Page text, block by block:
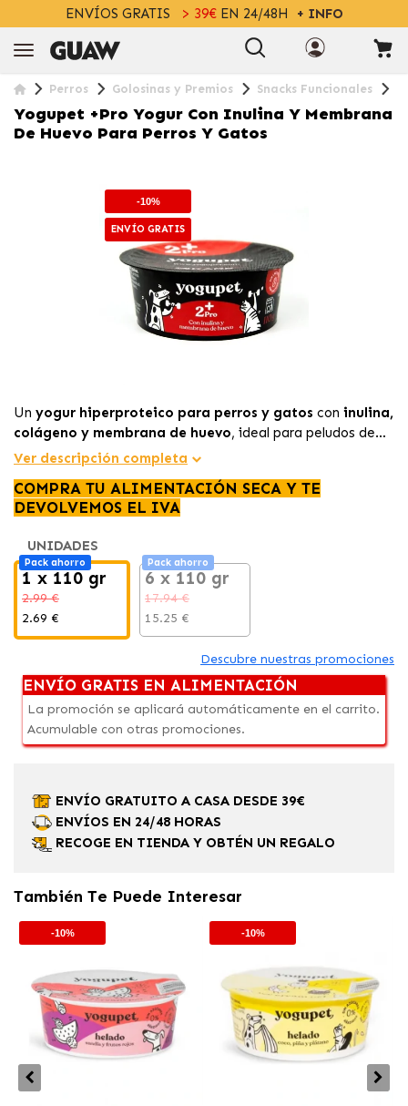
ENVÍOS GRATIS > 39€EN 24/48H + INFO
Perros Golosinas y Premios Snacks Funcionales
Yogupet +Pro Yogur Con Inulina Y Membrana
De Huevo Para Perros Y Gatos
-10%
ENVÍO GRATIS
Un yogur hiperproteico para perros y gatos con inulina,
colágeno y membrana de huevo, ideal para peludos de
todas las edades que necesitan un snack funcional que
bienestar diario.
Ver descripción completa
COMPRA TU ALIMENTACIÓN SECA Y TE
DEVOLVEMOS EL IVA
UNIDADES
Pack ahorro
1 x 110 gr
2.99 €
2.69 €
Pack ahorro
6 x 110 gr
17.94 €
15.25 €
Descubre nuestras promociones
ENVÍO GRATIS EN ALIMENTACIÓN
La promoción se aplicará automáticamente en el carrito.
Acumulable con otras promociones.
ENVÍO GRATUITO A CASA DESDE 39€
ENVÍOS EN 24/48 HORAS
RECOGE EN TIENDA Y OBTÉN UN REGALO
También Te Puede Interesar
-10% -10%